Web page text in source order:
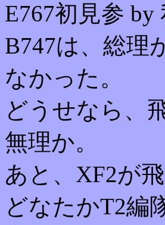
E767初見参 by
B747は、総理
なかった。
どうせなら、
無理か。
あと、XF2が
どなたかT2編